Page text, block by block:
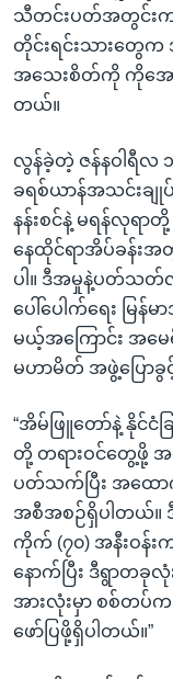
သီတင်းပတ်အတွင်းက
တိုင်းရင်းသားတွေက
အသေးစိတ်ကို ကိုအော
တယ်။
လွန်ခဲ့တဲ့ ဇန်နဝါရီလ
ခရစ်ယာန်အသင်းချုပ်
နန်းစင်နဲ့ မရန်လုရာ
နေထိုင်ရာအိပ်ခန်းအ
ပါ။ ဒီအမှုနဲ့ပတ်သတ်
ပေါ်ပေါက်ရေး မြန်
မယ့်အကြောင်း အမ
မဟာမိတ် အဖွဲ့ပြော
“အိမ်ဖြူတော်နဲ့ နိုင်ငံ
တို့ တရားဝင်တွေ့ဖို့
ပတ်သက်ပြီး အထော
အစီအစဉ်ရှိပါတယ်။
ကိုက် (၇၀) အနီးဝန်းက
နောက်ပြီး ဒီရွာတခု
အားလုံးမှာ စစ်တပ်
ဖော်ပြဖို့ရှိပါတယ်။”